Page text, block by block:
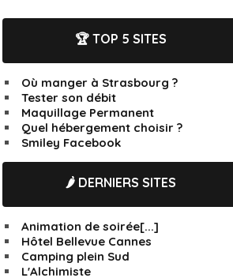
🏆 TOP 5 SITES
Où manger à Strasbourg ?
Tester son débit
Maquillage Permanent
Quel hébergement choisir ?
Smiley Facebook
🌶️ DERNIERS SITES
Animation de soirée[...]
Hôtel Bellevue Cannes
Camping plein Sud
L'Alchimiste